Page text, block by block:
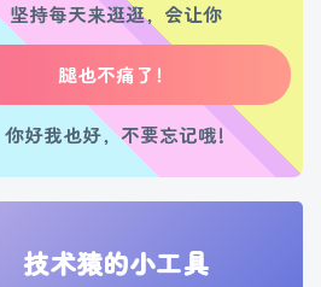
坚持每天来逛逛，会让你
生活也美好了！
心情也舒畅了！
走路也有劲了！
腰也不酸了！
你好我也好，不要忘记哦!
技术猿的小工具